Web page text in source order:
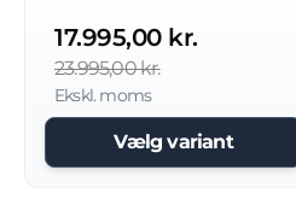
17.995,00 kr.
23.995,00 kr.
Ekskl. moms
Vælg variant